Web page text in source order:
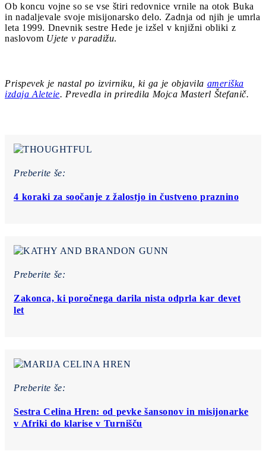
Ob koncu vojne so se vse štiri redovnice vrnile na otok Buka
in nadaljevale svoje misijonarsko delo. Zadnja od njih je umrla
leta 1999. Dnevnik sestre Hede je izšel v knjižni obliki z
naslovom Ujete v paradižu.
Prispevek je nastal po izvirniku, ki ga je objavila ameriška
izdaja Aleteie. Prevedla in priredila Mojca Masterl Štefanič.
Preberite še:
4 koraki za soočanje z žalostjo in čustveno praznino
Preberite še:
Zakonca, ki poročnega darila nista odprla kar devet
let
Preberite še:
Sestra Celina Hren: od pevke šansonov in misijonarke
v Afriki do klarise v Turnišču